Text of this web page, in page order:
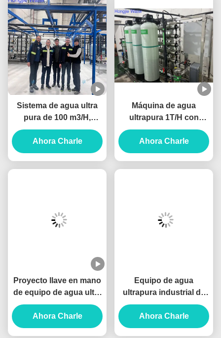
Sistema de agua ultra
pura de 100 m3/H,
purificador de agua
industrial con unidades
UF+RO+EDI
Ahora Charle
Máquina de agua
ultrapura 1T/H con
ósmosis inversa y EDI
Ahora Charle
Proyecto llave en mano
de equipo de agua ultra
pura de 80T/H para
limpieza de paneles de
visualización
Ahora Charle
Equipo de agua
ultrapura industrial de
20T/H hecho a medida
para litografía
Ahora Charle